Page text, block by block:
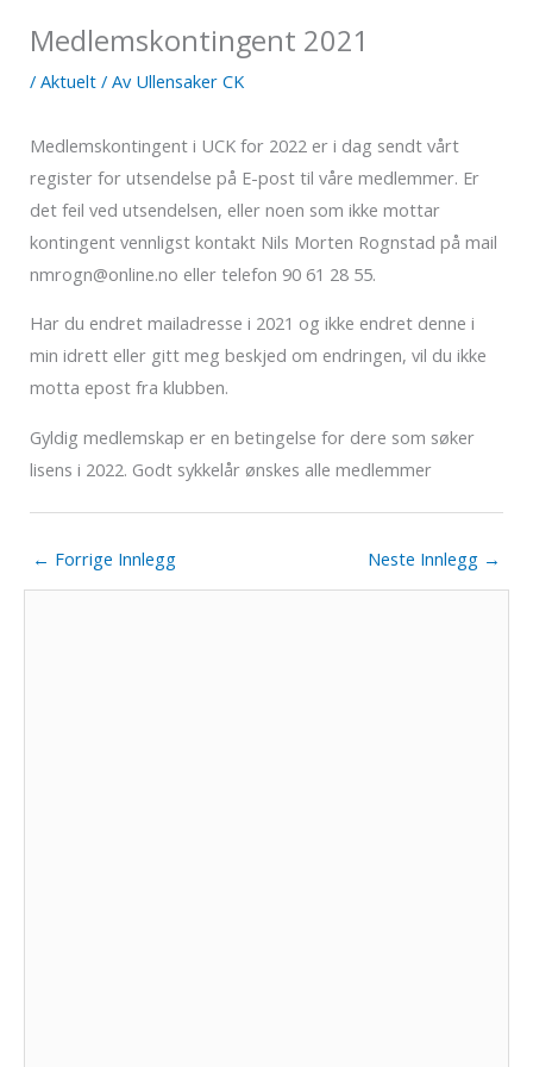
Medlemskontingent 2021
/ Aktuelt / Av Ullensaker CK
Medlemskontingent i UCK for 2022 er i dag sendt vårt
register for utsendelse på E-post til våre medlemmer. Er
det feil ved utsendelsen, eller noen som ikke mottar
kontingent vennligst kontakt Nils Morten Rognstad på mail
nmrogn@online.no eller telefon 90 61 28 55.
Har du endret mailadresse i 2021 og ikke endret denne i
min idrett eller gitt meg beskjed om endringen, vil du ikke
motta epost fra klubben.
Gyldig medlemskap er en betingelse for dere som søker
lisens i 2022. Godt sykkelår ønskes alle medlemmer
← Forrige Innlegg Neste Innlegg →